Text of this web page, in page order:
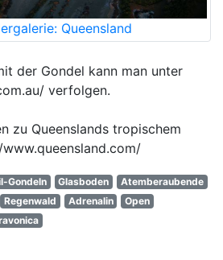
Queensland
der Gondel kann man unter
verfolgen.
zu Queenslands tropischem
Gondeln Glasboden
Atemberaubende
Regenwald Adrenalin
Open